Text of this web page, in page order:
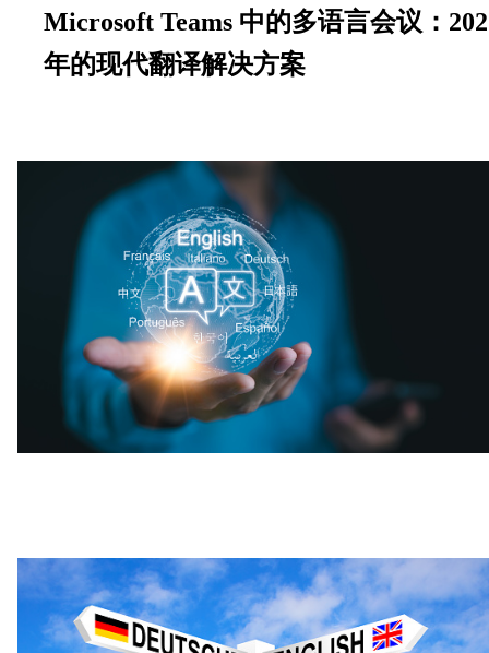
Microsoft Teams 中的多语言会议：
年的现代翻译解决方案